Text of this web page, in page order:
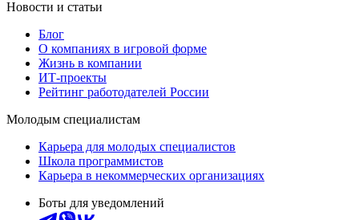
Новости и статьи
Блог
О компаниях в игровой форме
Жизнь в компании
ИТ-проекты
Рейтинг работодателей России
Молодым специалистам
Карьера для молодых специалистов
Школа программистов
Карьера в некоммерческих организациях
Боты для уведомлений